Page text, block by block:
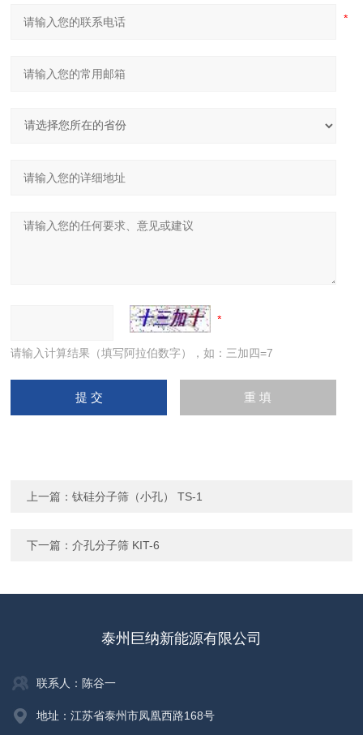
请输入计算结果（填写阿拉伯数字），如：三加四=7
上一篇：钛硅分子筛（小孔） TS-1
下一篇：介孔分子筛 KIT-6
泰州巨纳新能源有限公司
联系人：陈谷一
地址：江苏省泰州市凤凰西路168号